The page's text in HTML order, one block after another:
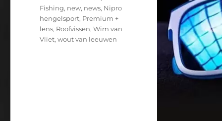
Fishing, new, news, Nipro
hengelsport, Premium +
lens, Roofvissen,Wim van
Vliet,wout van leeuwen